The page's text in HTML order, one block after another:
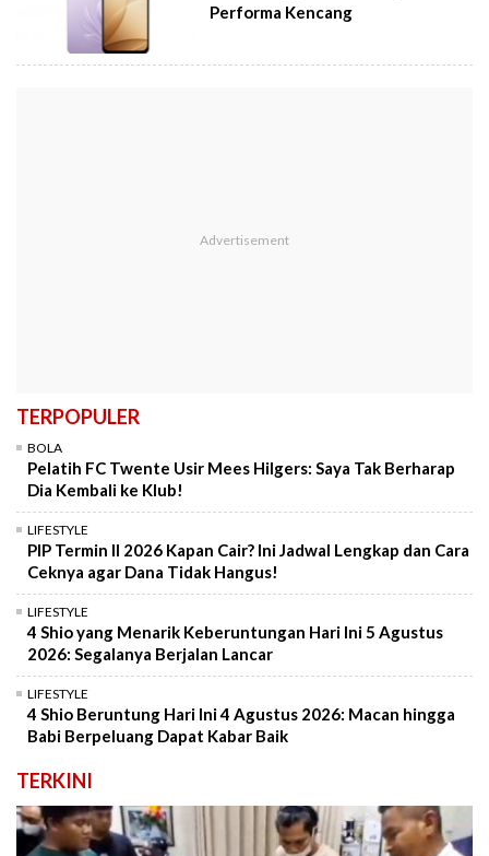
Performa Kencang
TERPOPULER
BOLA
Pelatih FC Twente Usir Mees Hilgers: Saya Tak Berharap
Dia Kembali ke Klub!
LIFESTYLE
PIP Termin II 2026 Kapan Cair? Ini Jadwal Lengkap dan Cara
Ceknya agar Dana Tidak Hangus!
LIFESTYLE
4 Shio yang Menarik Keberuntungan Hari Ini 5 Agustus
2026: Segalanya Berjalan Lancar
LIFESTYLE
4 Shio Beruntung Hari Ini 4 Agustus 2026: Macan hingga
Babi Berpeluang Dapat Kabar Baik
TERKINI